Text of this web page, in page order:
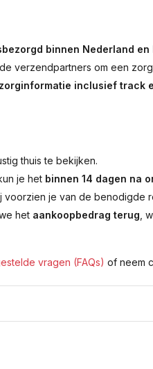
binnen Nederland en
verzendpartners om een
inclusief track
thuis te bekijken.
je het binnen 14 dagen na
voorzien je van de benodigde
het aankoopbedrag terug ,
vragen (FAQs) of neem